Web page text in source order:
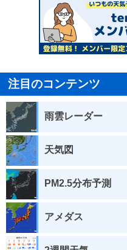
注目のコンテンツ
雨雲レーダー
天気図
PM2.5分布予測
アメダス